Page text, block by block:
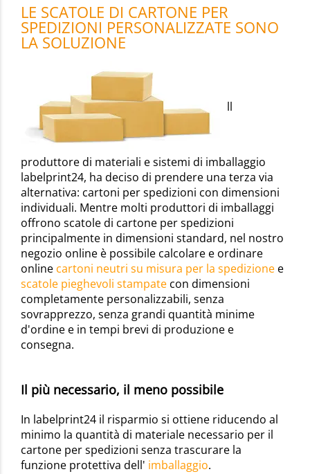
LE SCATOLE DI CARTONE PER
SPEDIZIONI PERSONALIZZATE SONO
LA SOLUZIONE
ll
produttore di materiali e sistemi di imballaggio
labelprint24, ha deciso di prendere una terza via
alternativa: cartoni per spedizioni con dimensioni
individuali. Mentre molti produttori di imballaggi
offrono scatole di cartone per spedizioni
principalmente in dimensioni standard, nel nostro
negozio online è possibile calcolare e ordinare
online cartoni neutri su misura per la spedizione e
scatole pieghevoli stampate con dimensioni
completamente personalizzabili, senza
sovrapprezzo, senza grandi quantità minime
d'ordine e in tempi brevi di produzione e
consegna.
Il più necessario, il meno possibile
In labelprint24 il risparmio si ottiene riducendo al
minimo la quantità di materiale necessario per il
cartone per spedizioni senza trascurare la
funzione protettiva dell' imballaggio.